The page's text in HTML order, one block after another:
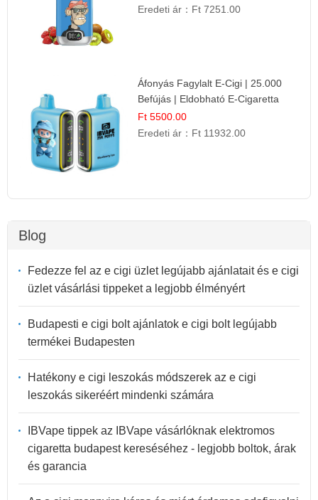
Eredeti ár： Ft 7251.00
Áfonyás Fagylalt E-Cigi | 25.000
Befújás | Eldobható E-Cigaretta
Ft 5500.00
Eredeti ár： Ft 11932.00
Blog
Fedezze fel az e cigi üzlet legújabb ajánlatait és e cigi
üzlet vásárlási tippeket a legjobb élményért
Budapesti e cigi bolt ajánlatok e cigi bolt legújabb
termékei Budapesten
Hatékony e cigi leszokás módszerek az e cigi
leszokás sikeréért mindenki számára
IBVape tippek az IBVape vásárlóknak elektromos
cigaretta budapest kereséséhez - legjobb boltok, árak
és garancia